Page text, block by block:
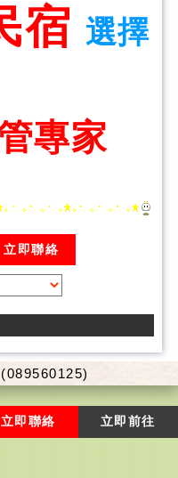
宿 選擇
專家
立即聯絡
(089560125)
立即聯絡 立即前往